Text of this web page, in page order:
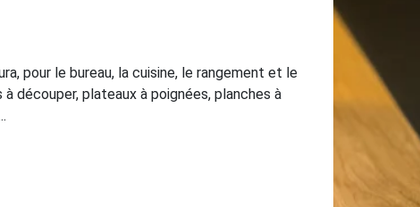
pour le bureau, la cuisine, le rangement et le
découper, plateaux à poignées, planches à